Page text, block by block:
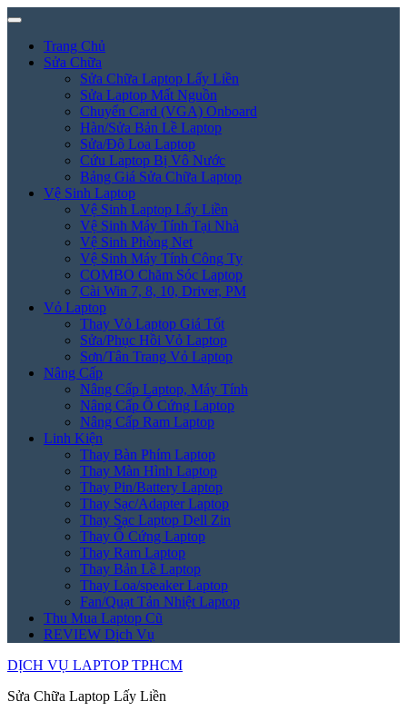
Trang Chủ
Sửa Chữa
Sửa Chữa Laptop Lấy Liền
Sửa Laptop Mất Nguồn
Chuyển Card (VGA) Onboard
Hàn/Sửa Bản Lề Laptop
Sửa/Độ Loa Laptop
Cứu Laptop Bị Vô Nước
Bảng Giá Sửa Chữa Laptop
Vệ Sinh Laptop
Vệ Sinh Laptop Lấy Liền
Vệ Sinh Máy Tính Tại Nhà
Vệ Sinh Phòng Net
Vệ Sinh Máy Tính Công Ty
COMBO Chăm Sóc Laptop
Cài Win 7, 8, 10, Driver, PM
Vỏ Laptop
Thay Vỏ Laptop Giá Tốt
Sửa/Phục Hồi Vỏ Laptop
Sơn/Tân Trang Vỏ Laptop
Nâng Cấp
Nâng Cấp Laptop, Máy Tính
Nâng Cấp Ổ Cứng Laptop
Nâng Cấp Ram Laptop
Linh Kiện
Thay Bàn Phím Laptop
Thay Màn Hình Laptop
Thay Pin/Battery Laptop
Thay Sạc/Adapter Laptop
Thay Sạc Laptop Dell Zin
Thay Ổ Cứng Laptop
Thay Ram Laptop
Thay Bản Lề Laptop
Thay Loa/speaker Laptop
Fan/Quạt Tản Nhiệt Laptop
Thu Mua Laptop Cũ
REVIEW Dịch Vụ
DỊCH VỤ LAPTOP TPHCM
Sửa Chữa Laptop Lấy Liền